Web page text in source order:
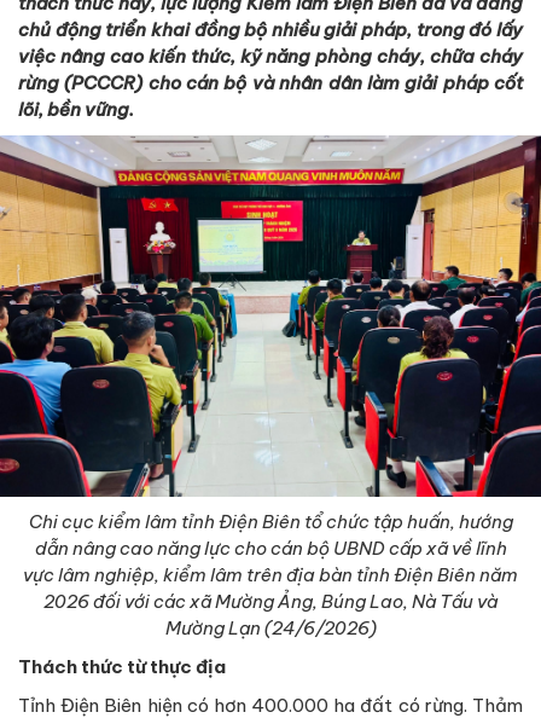
chủ động triển khai đồng bộ nhiều giải pháp, trong đó lấy
việc nâng cao kiến thức, kỹ năng phòng cháy, chữa cháy
rừng (PCCCR) cho cán bộ và nhân dân làm giải pháp cốt
lõi, bền vững.
Chi cục kiểm lâm tỉnh Điện Biên tổ chức tập huấn, hướng
dẫn nâng cao năng lực cho cán bộ UBND cấp xã về lĩnh
vực lâm nghiệp, kiểm lâm trên địa bàn tỉnh Điện Biên năm
2026 đối với các xã Mường Ảng, Búng Lao, Nà Tấu và
Mường Lạn (24/6/2026)
Thách thức từ thực địa
Tỉnh Điện Biên hiện có hơn 400.000 ha đất có rừng. Thảm